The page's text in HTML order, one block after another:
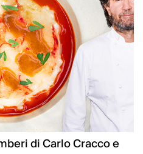
di Carlo Cracco e